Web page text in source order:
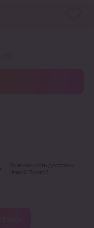
Возможность доставки
Новой Почтой